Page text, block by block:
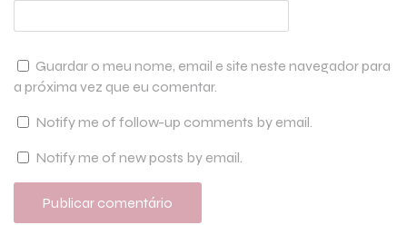
Guardar o meu nome, email e site neste navegador para
a próxima vez que eu comentar.
Notify me of follow-up comments by email.
Notify me of new posts by email.